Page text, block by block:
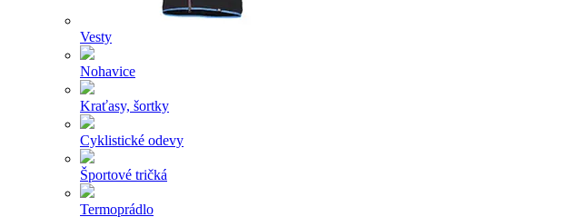
Vesty
Nohavice
Kraťasy, šortky
Cyklistické odevy
Športové tričká
Termoprádlo